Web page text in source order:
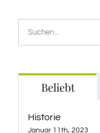
Suche
nach:
Beliebt
Historie
Januar 11th, 2023